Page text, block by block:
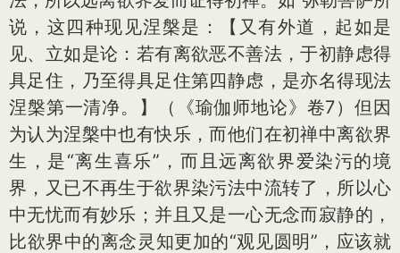
说，这四种现见涅槃是：【又有外道，起如是
见、立如是论：若有离欲恶不善法，于初静虑得
具足住，乃至得具足住第四静虑，是亦名得现法
涅槃第一清净。】（《瑜伽师地论》卷7）但因
为认为涅槃中也有快乐，而他们在初禅中离欲界
生，是“离生喜乐”，而且远离欲界爱染污的境
界，又已不再生于欲界染污法中流转了，所以心
中无忧而有妙乐；并且又是一心无念而寂静的，
比欲界中的离念灵知更加的“观见圆明”，应该就